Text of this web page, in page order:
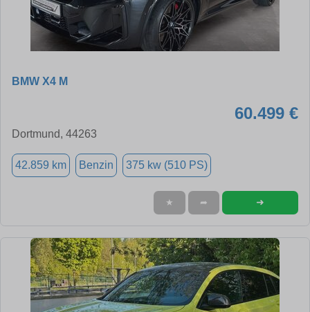
BMW X4 M
60.499 €
Dortmund, 44263
42.859 km Benzin 375 kw (510 PS)
★ ➦ ➜